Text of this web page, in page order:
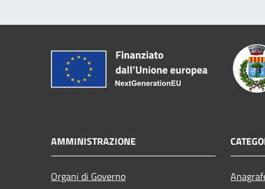
AMMINISTRAZIONE
Organi di Governo